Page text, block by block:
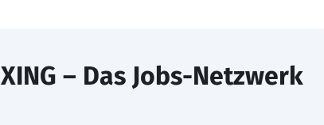
XING – Das Jobs-Netzwerk